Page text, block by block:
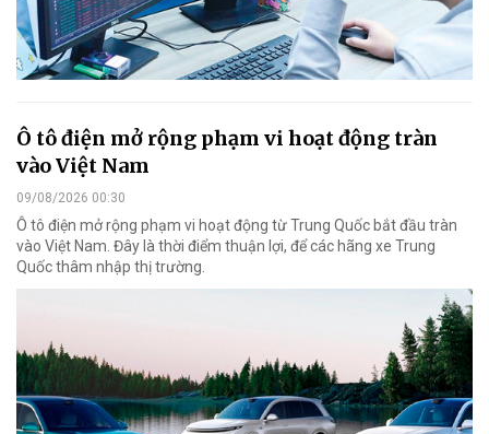
Ô tô điện mở rộng phạm vi hoạt động tràn
vào Việt Nam
09/08/2026 00:30
Ô tô điện mở rộng phạm vi hoạt động từ Trung Quốc bắt đầu tràn
vào Việt Nam. Đây là thời điểm thuận lợi, để các hãng xe Trung
Quốc thâm nhập thị trường.